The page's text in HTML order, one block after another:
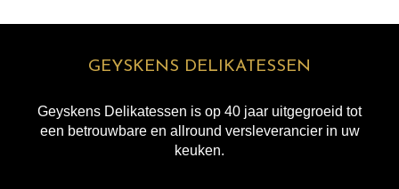
GEYSKENS DELIKATESSEN
Geyskens Delikatessen is op 40 jaar uitgegroeid tot
een betrouwbare en allround versleverancier in uw
keuken.